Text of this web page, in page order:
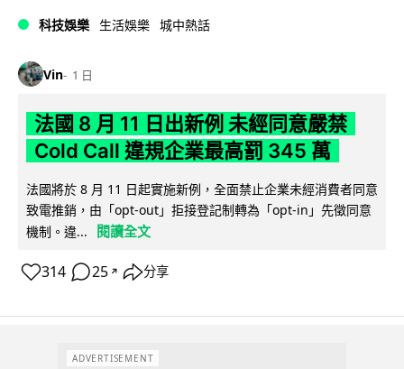
科技娛樂 生活娛樂 城中熱話
Vin 1 日
法國 8 月 11 日出新例 未經同意嚴禁
Cold Call 違規企業最高罰 345 萬
法國將於 8 月 11 日起實施新例，全面禁止企業未經消費者同意
致電推銷，由「opt-out」拒接登記制轉為「opt-in」先徵同意
機制。違...
閱讀全文
314 25 ↗ 分享
ADVERTISEMENT